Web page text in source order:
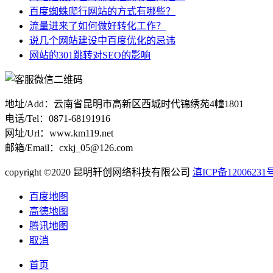
百度蜘蛛爬行网站的方式有哪些？
流量进来了如何做好转化工作？
说几个网站建设中百度优化的忌讳
网站的301跳转对SEO的影响
地址/Add：云南省昆明市高新区西城时代锦绣苑4幢1801
电话/Tel：0871-68191916
网址/Url：www.km119.net
邮箱/Email：cxkj_05@126.com
copyright ©2020 昆明轩创网络科技有限公司 滇ICP备12006231
百度地图
高德地图
腾讯地图
取消
首页